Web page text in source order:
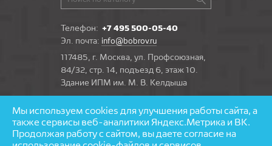
Телефон: +7 495 500-05-40
Эл. почта: info@bobrov.ru
117485, г. Москва, ул. Профсоюзная,
84/32, стр. 14, подъезд 6, этаж 10.
Здание ИПМ им. М. В. Келдыша
Задать вопрос
Мы используем cookies для улучшения работы сайта, а
также сервисы веб-аналитики Яндекс.Метрика и ВК.
Продолжая работу с сайтом, вы даете согласие на